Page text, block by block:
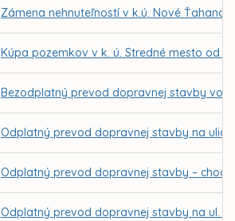
Zámena nehnuteľností v k.ú. Nové
Kúpa pozemkov v k. ú. Stredné mesto od
Bezodplatný prevod dopravnej stavby vo
Odplatný prevod dopravnej stavby na ulici
Odplatný prevod dopravnej stavby –
Odplatný prevod dopravnej stavby na ul.